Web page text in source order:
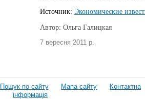
Источник: Экономические
Автор: Ольга Галицкая
7 вересня 2011 р.
Пошук по сайту Мапа сайту
Контактна
інформація